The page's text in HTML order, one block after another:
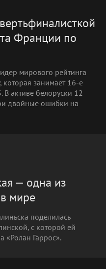
Франции по
мирового рейтинга
занимает 16-е
В активе белоруски 12
двойные ошибки на
— одна из
мире
поделилась
с которой ей
«Ролан Гаррос».